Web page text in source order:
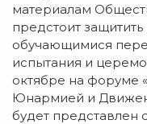
материалам
предстоит
обучающимися
испытания и
октябре на форуме
Юнармией и
будет представлен